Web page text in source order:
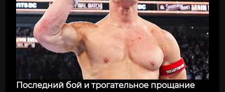
Последний бой и трогательное прощание